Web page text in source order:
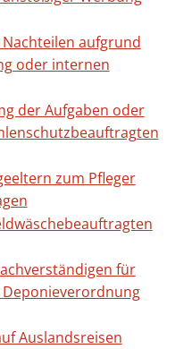
aufgrund
oder internen
der Aufgaben oder
zum Pfleger
für
Auslandsreisen